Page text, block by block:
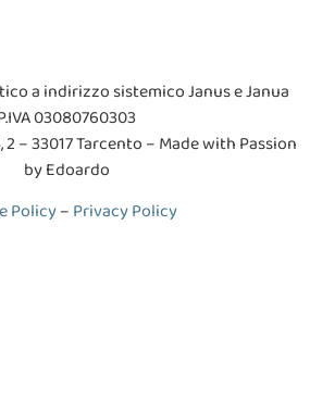
a indirizzo sistemico Janus e Janua
03080760303
– 33017 Tarcento – Made with Passion
by Edoardo
Policy– Privacy Policy